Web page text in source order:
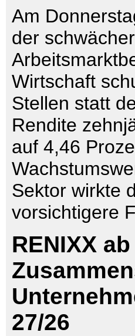
Am
der
Wirtschaft
Stellen statt
Rendite
auf 4,46
Sektor wirkte
vorsichtigere
RENIXX
27/26